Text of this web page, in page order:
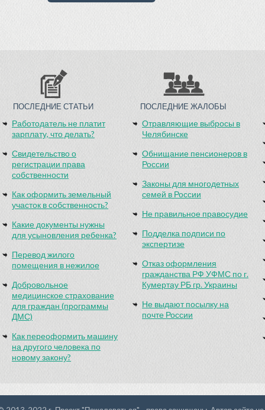
ПОСЛЕДНИЕ СТАТЬИ
Работодатель не платит
зарплату, что делать?
Свидетельство о
регистрации права
собственности
Как оформить земельный
участок в собственность?
Какие документы нужны
для усыновления ребенка?
Перевод жилого
помещения в нежилое
Добровольное
медицинское страхование
для граждан (программы
ДМС)
Как переоформить машину
на другого человека по
новому закону?
ПОСЛЕДНИЕ ЖАЛОБЫ
Отравляющие выбросы в
Челябинске
Обнищание пенсионеров в
России
Законы для многодетных
семей в России
Не правильное правосудие
Подделка подписи по
экспертизе
Отказ оформления
гражданства РФ УФМС по г.
Кумертау РБ гр. Украины
Не выдают посылку на
почте России